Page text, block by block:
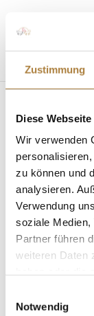
Zustimmung
Diese
Wir verwenden
zu können und
analysieren.
Verwendung
soziale Medien,
Partner führen
weiteren Daten
Notwendig
Seite
vonInsa
Trainer des
Spenden